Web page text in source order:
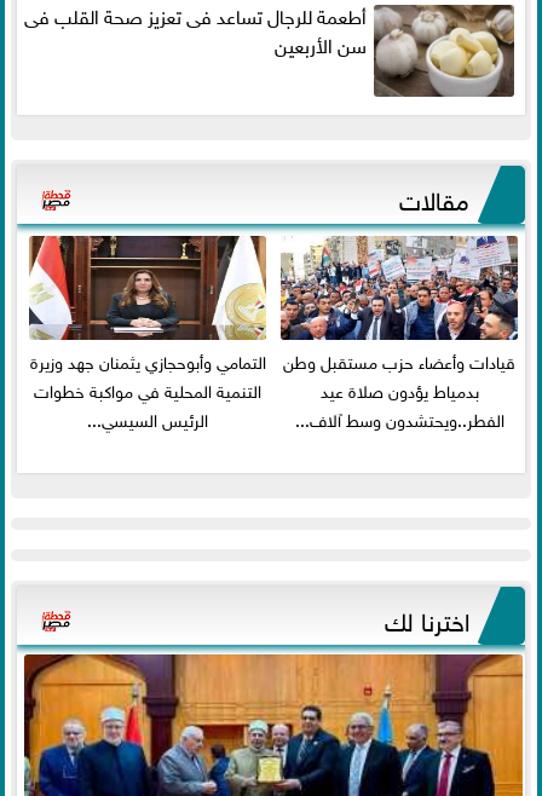
أطعمة للرجال تساعد فى تعزيز صحة القلب فى
سن الأربعين
مقالات
قيادات وأعضاء حزب مستقبل وطن
بدمياط يؤدون صلاة عيد
الفطر..ويحتشدون وسط آلاف...
التمامي وأبوحجازي يثمنان جهد وزيرة
التنمية المحلية في مواكبة خطوات
الرئيس السيسي...
اخترنا لك